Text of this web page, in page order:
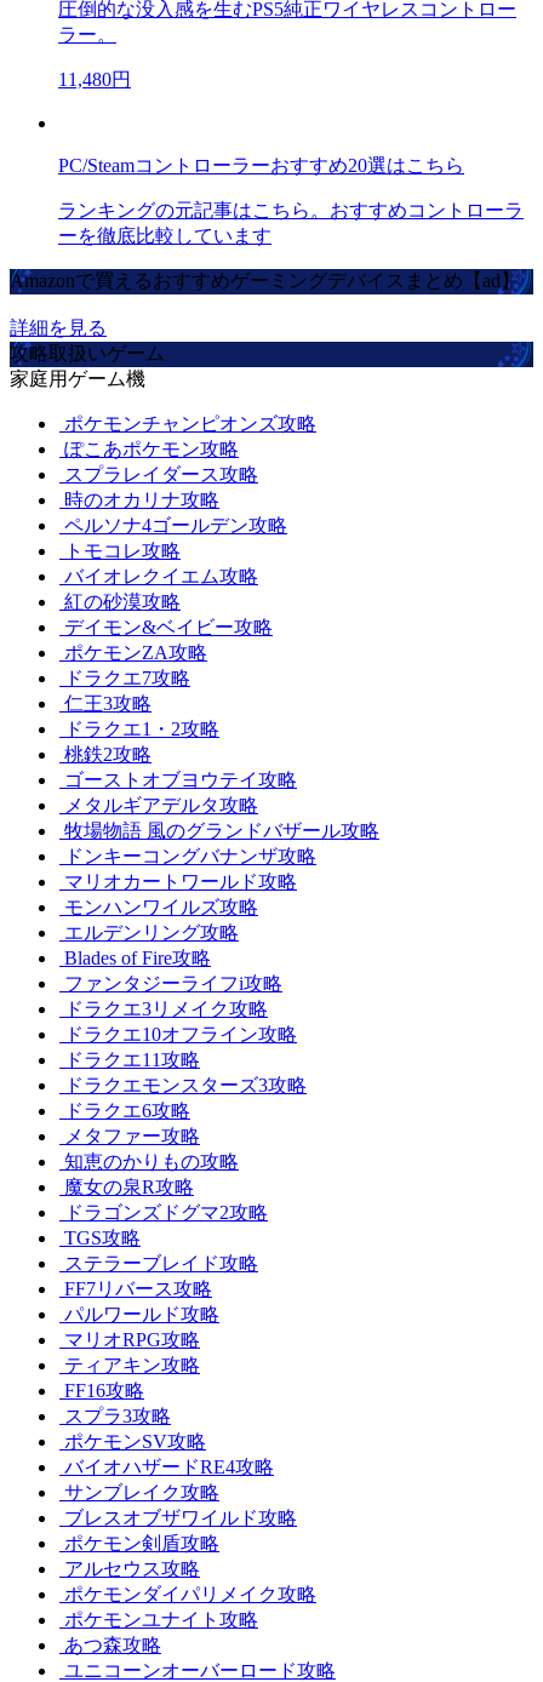
圧倒的な没入感を生むPS5純正ワイヤレスコントロー
ラー。
11,480円
PC/Steamコントローラーおすすめ20選はこちら
ランキングの元記事はこちら。おすすめコントローラ
ーを徹底比較しています
Amazonで買えるおすすめゲーミングデバイスまとめ【ad】
詳細を見る
攻略取扱いゲーム
家庭用ゲーム機
ポケモンチャンピオンズ攻略
ぽこあポケモン攻略
スプラレイダース攻略
時のオカリナ攻略
ペルソナ4ゴールデン攻略
トモコレ攻略
バイオレクイエム攻略
紅の砂漠攻略
デイモン&ベイビー攻略
ポケモンZA攻略
ドラクエ7攻略
仁王3攻略
ドラクエ1・2攻略
桃鉄2攻略
ゴーストオブヨウテイ攻略
メタルギアデルタ攻略
牧場物語 風のグランドバザール攻略
ドンキーコングバナンザ攻略
マリオカートワールド攻略
モンハンワイルズ攻略
エルデンリング攻略
Blades of Fire攻略
ファンタジーライフi攻略
ドラクエ3リメイク攻略
ドラクエ10オフライン攻略
ドラクエ11攻略
ドラクエモンスターズ3攻略
ドラクエ6攻略
メタファー攻略
知恵のかりもの攻略
魔女の泉R攻略
ドラゴンズドグマ2攻略
TGS攻略
ステラーブレイド攻略
FF7リバース攻略
パルワールド攻略
マリオRPG攻略
ティアキン攻略
FF16攻略
スプラ3攻略
ポケモンSV攻略
バイオハザードRE4攻略
サンブレイク攻略
ブレスオブザワイルド攻略
ポケモン剣盾攻略
アルセウス攻略
ポケモンダイパリメイク攻略
ポケモンユナイト攻略
あつ森攻略
ユニコーンオーバーロード攻略